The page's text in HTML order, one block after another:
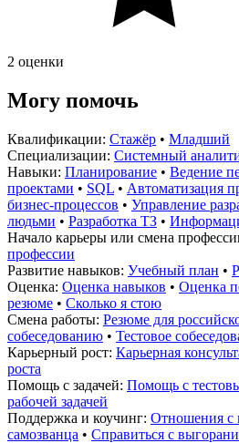
2 оценки
Могу помочь
Квалификации: Стажёр • Младший
Специализации: Системный
Навыки: Планирование • Ведение
проектами • SQL • Автоматизация
бизнес-процессов • Управление
людьми • Разработка ТЗ •
Начало карьеры или смена
профессии
Развитие навыков: Учебный план •
Оценка: Оценка навыков • Оценка
резюме • Сколько я стою
Смена работы: Резюме для
собеседованию • Тестовое
Карьерный рост: Карьерная
роста
Помощь с задачей: Помощь с
рабочей задачей
Поддержка и коучинг: Отношения с
самозванца • Справиться с